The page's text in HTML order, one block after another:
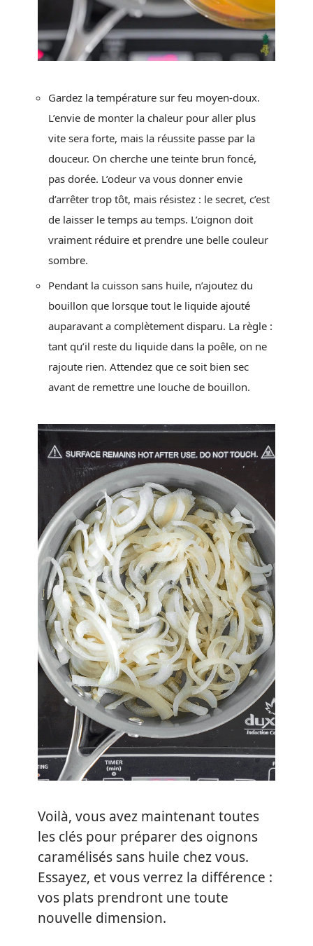
Gardez la température sur feu moyen-doux.
L’envie de monter la chaleur pour aller plus
vite sera forte, mais la réussite passe par la
douceur. On cherche une teinte brun foncé,
pas dorée. L’odeur va vous donner envie
d’arrêter trop tôt, mais résistez : le secret, c’est
de laisser le temps au temps. L’oignon doit
vraiment réduire et prendre une belle couleur
sombre.
Pendant la cuisson sans huile, n’ajoutez du
bouillon que lorsque tout le liquide ajouté
auparavant a complètement disparu. La règle :
tant qu’il reste du liquide dans la poêle, on ne
rajoute rien. Attendez que ce soit bien sec
avant de remettre une louche de bouillon.
Voilà, vous avez maintenant toutes
les clés pour préparer des oignons
caramélisés sans huile chez vous.
Essayez, et vous verrez la différence :
vos plats prendront une toute
nouvelle dimension.